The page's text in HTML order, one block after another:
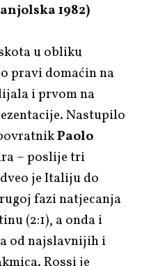
1982)
u obliku
pravi domaćin na
i prvom na
Nastupilo
Paolo
– poslije tri
je Italiju do
fazi natjecanja
(2:1), a onda i
od najslavnijih i
Rossi je